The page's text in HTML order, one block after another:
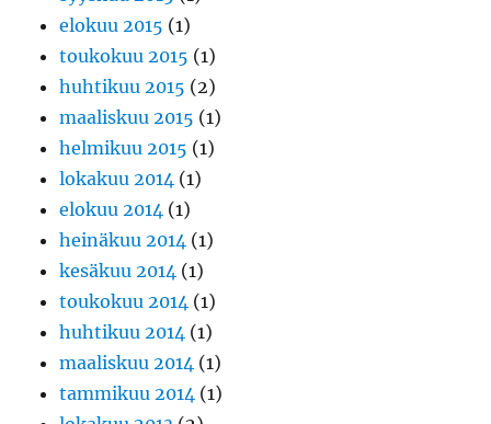
elokuu 2015 (1)
toukokuu 2015 (1)
huhtikuu 2015 (2)
maaliskuu 2015 (1)
helmikuu 2015 (1)
lokakuu 2014 (1)
elokuu 2014 (1)
heinäkuu 2014 (1)
kesäkuu 2014 (1)
toukokuu 2014 (1)
huhtikuu 2014 (1)
maaliskuu 2014 (1)
tammikuu 2014 (1)